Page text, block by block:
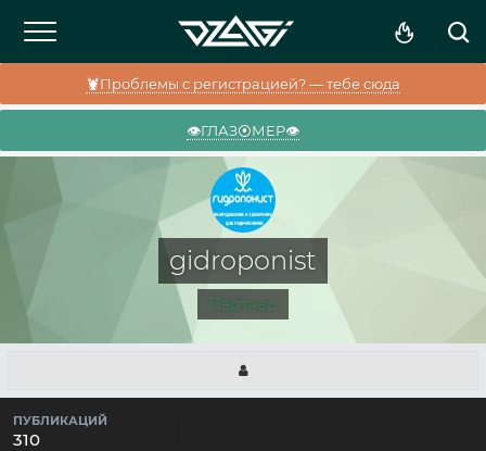
🦞Проблемы с регистрацией? — тебе сюда
👁️ГЛАЗ⦿МЕР👁️
gidroponist
Партнёр
ПУБЛИКАЦИЙ
310